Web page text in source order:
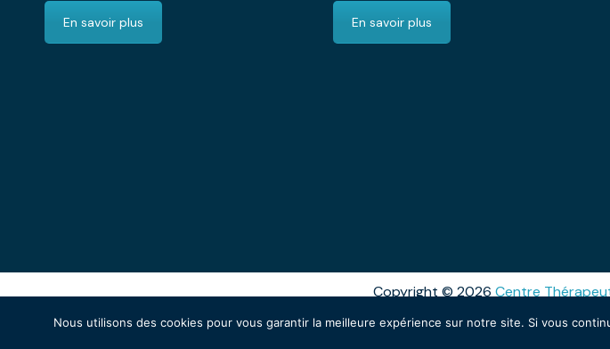
En savoir plus En savoir plus
Copyright © 2026 Centre
RGPD – Politique de
Nous utilisons des cookies pour vous garantir la meilleure expérience sur notre site. Si vous